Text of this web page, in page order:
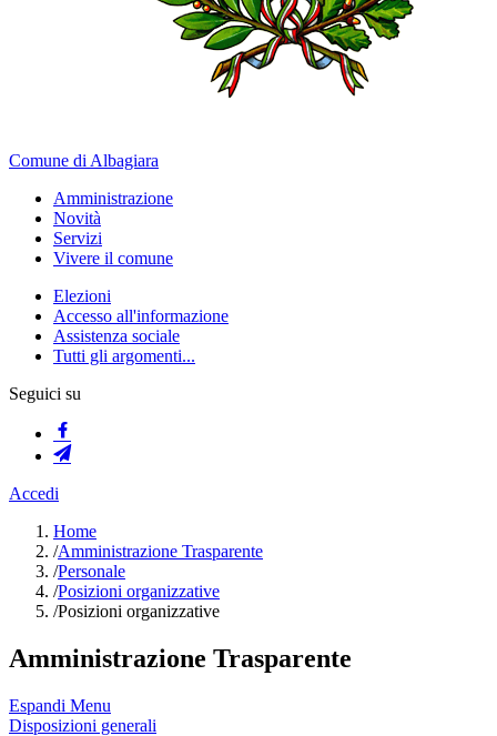
Comune di Albagiara
Amministrazione
Novità
Servizi
Vivere il comune
Elezioni
Accesso all'informazione
Assistenza sociale
Tutti gli argomenti...
Seguici su
Accedi
Home
/Amministrazione Trasparente
/Personale
/Posizioni organizzative
/Posizioni organizzative
Amministrazione Trasparente
Espandi Menu
Disposizioni generali